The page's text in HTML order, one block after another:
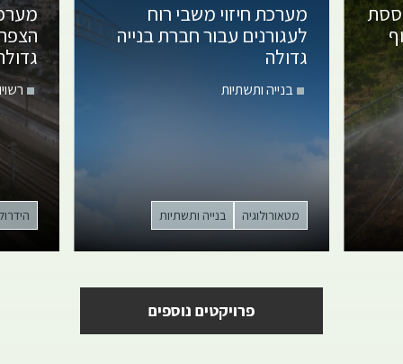
מערכת חיזוי משבי רוח
לעגורנים עבור חברת בנייה
גדולה
בנייה ותשתיות
מטאורולוגיה בנייה ותשתיות
פרויקטים נוספים